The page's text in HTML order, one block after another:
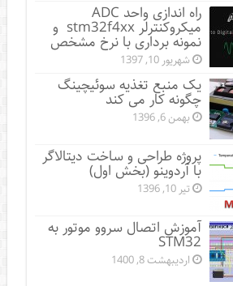
راه اندازی واحد ADC
میکروکنترلر stm32f4xx و
نمونه برداری با نرخ مشخص
شهریور 10, 1397
یک منبع تغذیه سوئیچینگ
چگونه کار می کند
بهمن 6, 1396
پروژه طراحی و ساخت دیتالاگر
با آردوینو (بخش اول)
تیر 10, 1396
آموزش اتصال سروو موتور به
STM32
اردیبهشت 8, 1400